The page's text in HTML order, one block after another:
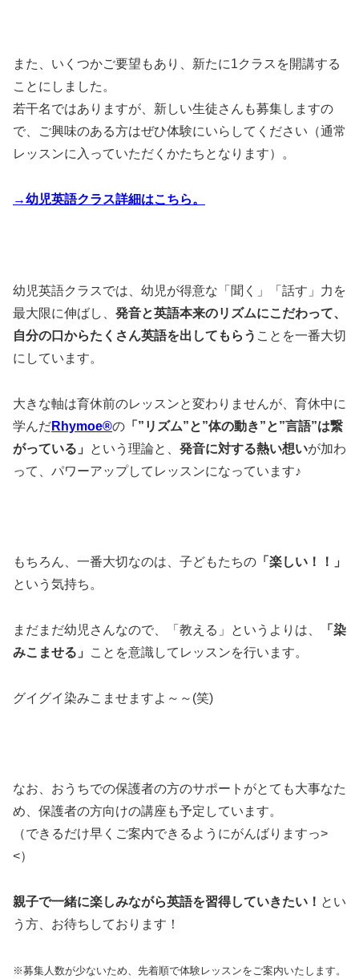
また、いくつかご要望もあり、新たに1クラスを開講する
ことにしました。
若干名ではありますが、新しい生徒さんも募集しますの
で、ご興味のある方はぜひ体験にいらしてください（通常
レッスンに入っていただくかたちとなります）。
→幼児英語クラス詳細はこちら。
幼児英語クラスでは、幼児が得意な「聞く」「話す」力を
最大限に伸ばし、 発音と英語本来のリズムにこだわって、
自分の口からたくさん英語を出してもらう ことを一番大切
にしています。
大きな軸は育休前のレッスンと変わりませんが、育休中に
学んだRhymoe®の 「”リズム”と”体の動き”と”言語”は繋
がっている」
という理論と、 発音に対する熱い想いが加わ
って、パワーアップしてレッスンになっています♪
もちろん、一番大切なのは、子どもたちの 「楽しい！！」
という気持ち。
まだまだ幼児さんなので、「教える」というよりは、
「染
みこませる」
ことを意識してレッスンを行います。
グイグイ染みこませますよ～～(笑)
なお、おうちでの保護者の方のサポートがとても大事なた
め、保護者の方向けの講座も予定しています。
（できるだけ早くご案内できるようにがんばりますっ>
<）
親子で一緒に楽しみながら英語を習得していきたい！ とい
う方、お待ちしております！
※募集人数が少ないため、先着順で体験レッスンをご案内いたします。